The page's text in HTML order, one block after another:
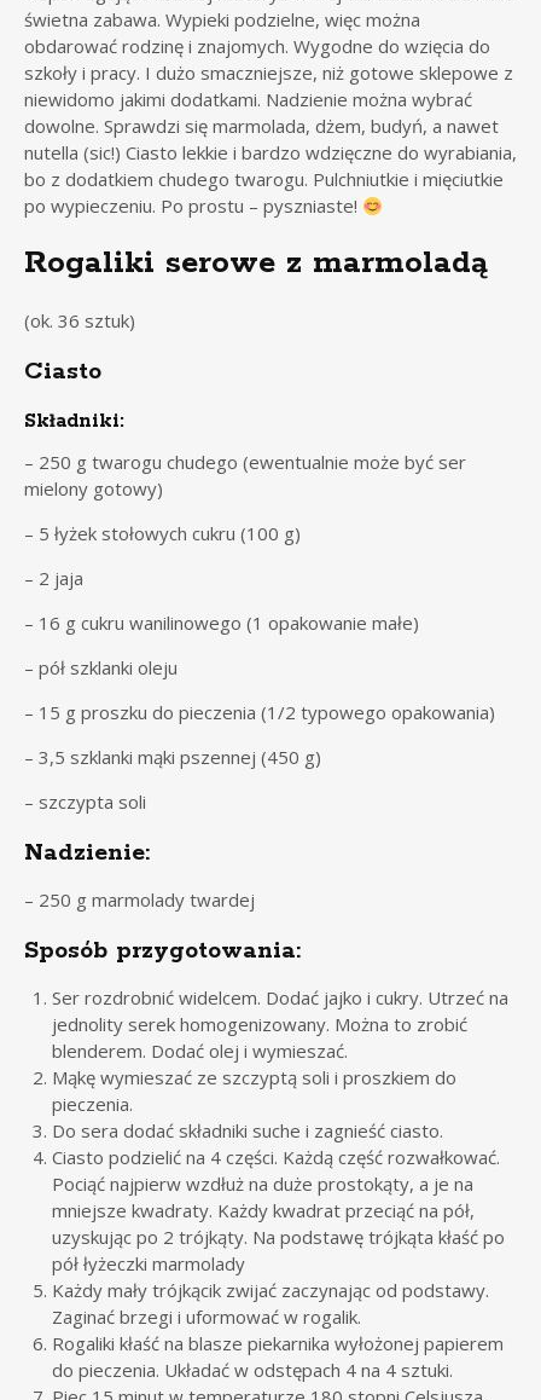
świetna zabawa. Wypieki podzielne, więc można
obdarować rodzinę i znajomych. Wygodne do wzięcia do
szkoły i pracy. I dużo smaczniejsze, niż gotowe sklepowe z
niewidomo jakimi dodatkami. Nadzienie można wybrać
dowolne. Sprawdzi się marmolada, dżem, budyń, a nawet
nutella (sic!) Ciasto lekkie i bardzo wdzięczne do wyrabiania,
bo z dodatkiem chudego twarogu. Pulchniutkie i mięciutkie
po wypieczeniu. Po prostu – pyszniaste!
Rogaliki serowe z marmoladą
(ok. 36 sztuk)
Ciasto
Składniki:
– 250 g twarogu chudego (ewentualnie może być ser
mielony gotowy)
– 5 łyżek stołowych cukru (100 g)
– 2 jaja
– 16 g cukru wanilinowego (1 opakowanie małe)
– pół szklanki oleju
– 15 g proszku do pieczenia (1/2 typowego opakowania)
– 3,5 szklanki mąki pszennej (450 g)
– szczypta soli
Nadzienie:
– 250 g marmolady twardej
Sposób przygotowania:
Ser rozdrobnić widelcem. Dodać jajko i cukry. Utrzeć na
jednolity serek homogenizowany. Można to zrobić
blenderem. Dodać olej i wymieszać.
Mąkę wymieszać ze szczyptą soli i proszkiem do
pieczenia.
Do sera dodać składniki suche i zagnieść ciasto.
Ciasto podzielić na 4 części. Każdą część rozwałkować.
Pociąć najpierw wzdłuż na duże prostokąty, a je na
mniejsze kwadraty. Każdy kwadrat przeciąć na pół,
uzyskując po 2 trójkąty. Na podstawę trójkąta kłaść po
pół łyżeczki marmolady
Każdy mały trójkącik zwijać zaczynając od podstawy.
Zaginać brzegi i uformować w rogalik.
Rogaliki kłaść na blasze piekarnika wyłożonej papierem
do pieczenia. Układać w odstępach 4 na 4 sztuki.